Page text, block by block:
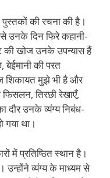
की रचना की है।
उनके दिन फिरे कहानी-
की खोज उनके उपन्यास हैं
की परत
शिकायत मुझे भी है और
तिरछी रेखाएँ,
दौर उनके व्यंग्य निबंध-
था।
में प्रतिष्ठित स्थान है।
उन्होंने व्यंग्य के माध्यम से